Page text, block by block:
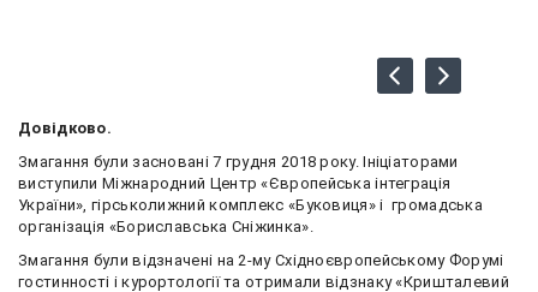
Довідково.
Змагання були засновані 7 грудня 2018 року. Ініціаторами
виступили Міжнародний Центр «Європейська інтеграція
України», гірськолижний комплекс «Буковиця» і громадська
організація «Бориславська Сніжинка».
Змагання були відзначені на 2-му Східноєвропейському Форумі
гостинності і курортології та отримали відзнаку «Кришталевий